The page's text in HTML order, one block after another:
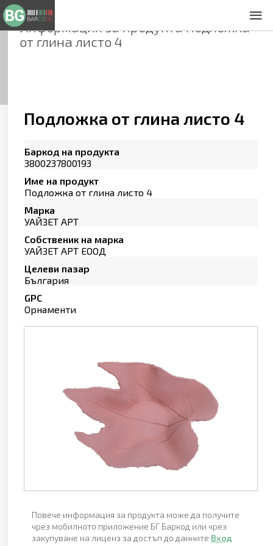
Информация за продуктаПодложка
от глина листо 4
Подложка от глина листо 4
Баркод на продукта
3800237800193
Име на продукт
Подложка от глина листо 4
Марка
УАЙЗЕТ АРТ
Собственик на марка
УАЙЗЕТ АРТ ЕООД
Целеви пазар
България
GPC
Орнаменти
Повече информация за продукта може да получите
чрез мобилното приложение БГ Баркод или чрез
закупуване на лиценз за достъп до данните Вход
Общи условия